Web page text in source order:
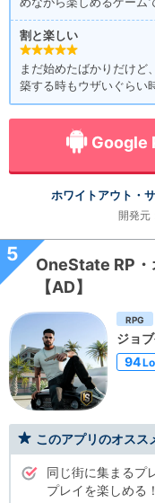
割と楽しい
まだ始めたばかりだけど
築する時もウザいぐらい
Google
ホワイトアウト・
開発元
5
OneState RP・
【AD】
RPG
ジョ
94
このアプリのオスス
同じ街に集まるプ
プレイを楽しめる！